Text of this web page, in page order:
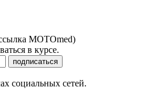
MOTOmed)
в курсе.
подписаться
социальных сетей.